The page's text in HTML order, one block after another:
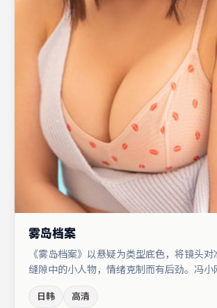
雾岛档案
《雾岛档案》以悬疑为类型底色，将镜头
缝隙中的小人物，情绪克制而有后劲。冯小
阵容包括孔刘、肖央、于和伟等，角色动机
日韩 高清